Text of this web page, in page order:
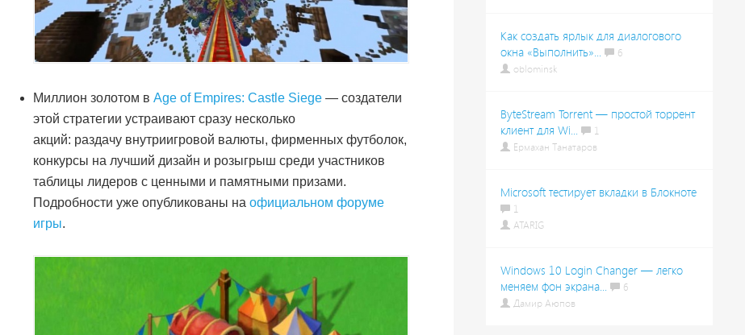
Миллион золотом вAge of Empires: Castle Siege— создатели
этой стратегии устраивают сразу несколько
акций: раздачу внутриигровой валюты, фирменных футболок,
конкурсы на лучший дизайн и розыгрыш среди участников
таблицы лидеров с ценными и памятными призами.
Подробности уже опубликованы наофициальном форуме
игры.
Как создать ярлык для диалогового
окна «Выполнить»...
6
oblominsk
ByteStream Torrent — простой торрент
клиент для Wi...
1
Ермахан Танатаров
Microsoft тестирует вкладки в Блокноте
1
ATARIG
Windows 10 Login Changer — легко
меняем фон экрана...
6
Дамир Аюпов